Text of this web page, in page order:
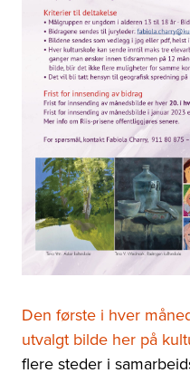
Den første i hver
utvalgt bilde her på
flere steder i